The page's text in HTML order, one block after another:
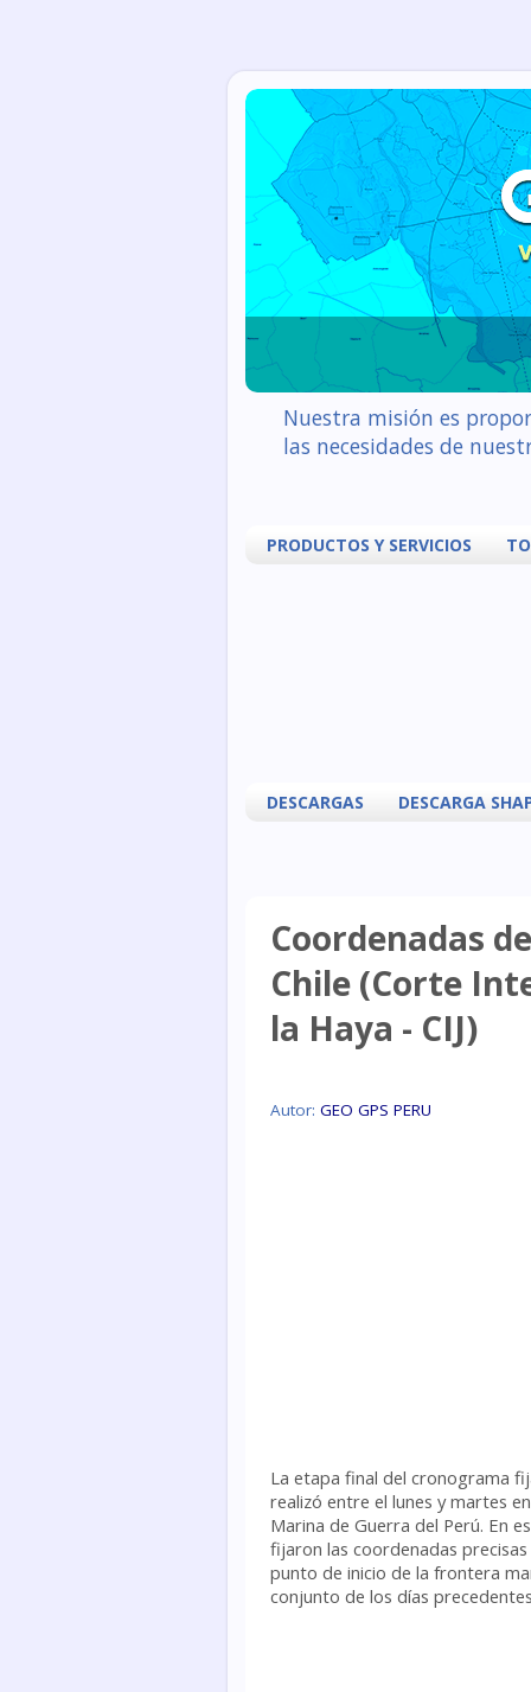
Nuestra misión es
las necesidades de
PRODUCTOS Y SERVICIOS
DESCARGAS DESCARGA
Coordenadas
Chile (Corte
la Haya - CIJ)
Autor: GEO GPS PERU
La etapa final del cronograma
realizó entre el lunes y martes
Marina de Guerra del Perú. En
fijaron las coordenadas
punto de inicio de la frontera
conjunto de los días